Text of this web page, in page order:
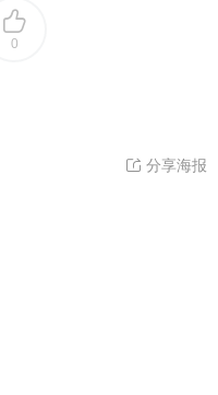
0
分享海报